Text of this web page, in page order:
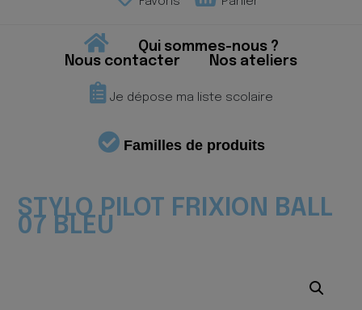
Qui sommes-nous ?
Nous contacter
Nos ateliers
Je dépose ma liste scolaire
Familles de produits
STYLO PILOT FRIXION BALL
07 BLEU